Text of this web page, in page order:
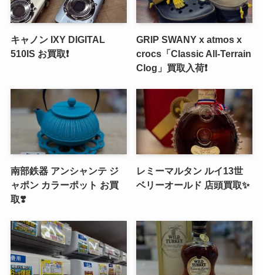
キャノン IXY DIGITAL
510IS お買取❗️
GRIP SWANY x atmos x
crocs「Classic All-Terrain
Clog」買取入荷❗️
南部鉄器 アンシャンテ ジ
ャポン カラーポット お買
取❣️
レミーマルタン ルイ13世
ベリーオールド 店頭買取✨